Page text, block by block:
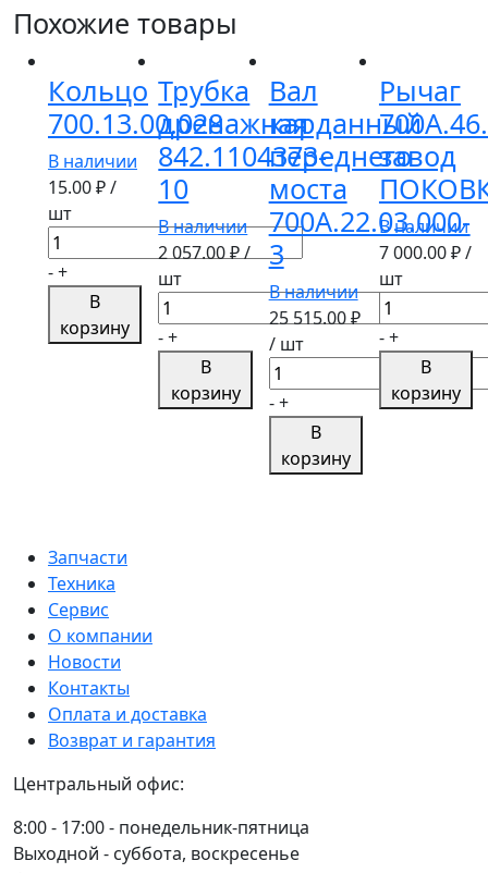
Похожие товары
Кольцо
700.13.00.028
В наличии
15.00₽ /
шт
Количество
товара
Кольцо
-+
В
корзину
Трубка
дренажная
842.1104373-
10
В наличии
2 057.00₽ /
шт
Количество
товара
Трубка
842.1104373-
-+
В
корзину
Вал
карданный
переднего
моста
700А.22.03.000-
3
В наличии
25 515.00₽
/ шт
Количество
товара
Вал
переднего
-+
В
корзину
Рычаг
завод
В наличии
7 000.00₽ /
шт
Количество
товара
Рычаг
завод
-+
В
корзину
Запчасти
Техника
Сервис
О компании
Новости
Контакты
Оплата и доставка
Возврат и гарантия
Центральный офис:
8:00 - 17:00 - понедельник-пятница
Выходной - суббота, воскресенье